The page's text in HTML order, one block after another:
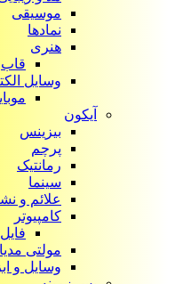
موسیقی
نمادها
هنری
قاب
وسایل
آیکون‌
بیزینس
پرچم
رمانتیک
سینما
علائم و
کامپیوتر
مولتی مدیا
وسایل و